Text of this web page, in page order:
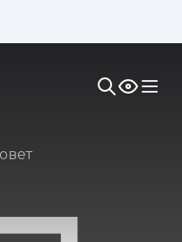
Цвет: